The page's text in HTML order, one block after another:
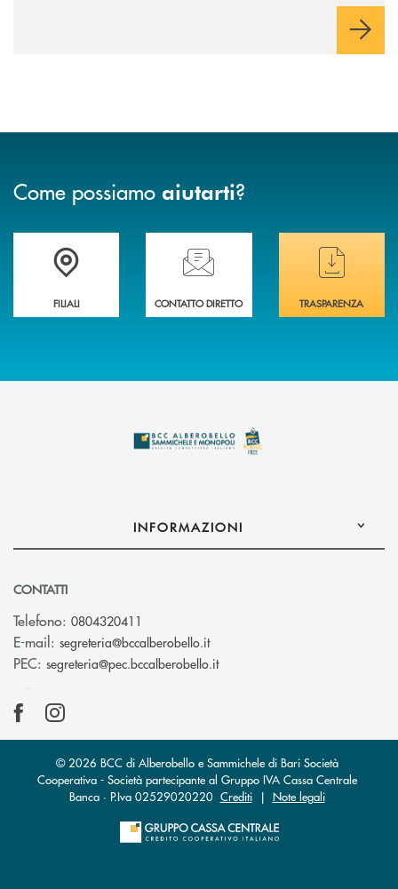
Come possiamo aiutarti?
Trova la filiale più vicina a te
FILIALI
Hai bisogno di assistenza immediata ?
CONTATTO DIRETTO
Hai bisogno di
TRASPARENZA
INFORMAZIONI
CONTATTI
Telefono: 0804320411
E-mail: segreteria@bccalberobello.it(si apre l’app di posta
PEC: segreteria@pec.bccalberobello.it(si apre l’app di posta
© 2026 BCC di Alberobello e Sammichele di Bari Società
Cooperativa - Società partecipante al Gruppo IVA Cassa Centrale
Banca · P.Iva 02529020220 Crediti| Note legali